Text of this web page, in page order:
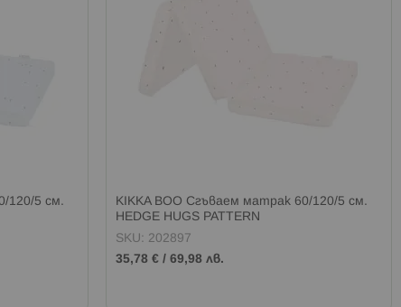
120/5 см.
KIKKA BOO Сгъваем матрак 60/120/5 см.
HEDGE HUGS PATTERN
SKU: 202897
35,78 € /69,98 лв.